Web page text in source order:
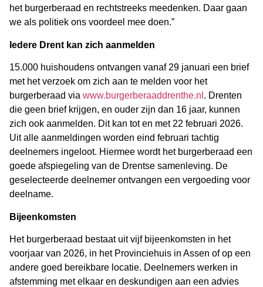
het burgerberaad en rechtstreeks meedenken. Daar gaan
we als politiek ons voordeel mee doen.”
Iedere Drent kan zich aanmelden
15.000 huishoudens ontvangen vanaf 29 januari een brief
met het verzoek om zich aan te melden voor het
burgerberaad via www.burgerberaaddrenthe.nl . Drenten
die geen brief krijgen, en ouder zijn dan 16 jaar, kunnen
zich ook aanmelden. Dit kan tot en met 22 februari 2026.
Uit alle aanmeldingen worden eind februari tachtig
deelnemers ingeloot. Hiermee wordt het burgerberaad een
goede afspiegeling van de Drentse samenleving. De
geselecteerde deelnemer ontvangen een vergoeding voor
deelname.
Bijeenkomsten
Het burgerberaad bestaat uit vijf bijeenkomsten in het
voorjaar van 2026, in het Provinciehuis in Assen of op een
andere goed bereikbare locatie. Deelnemers werken in
afstemming met elkaar en deskundigen aan een advies